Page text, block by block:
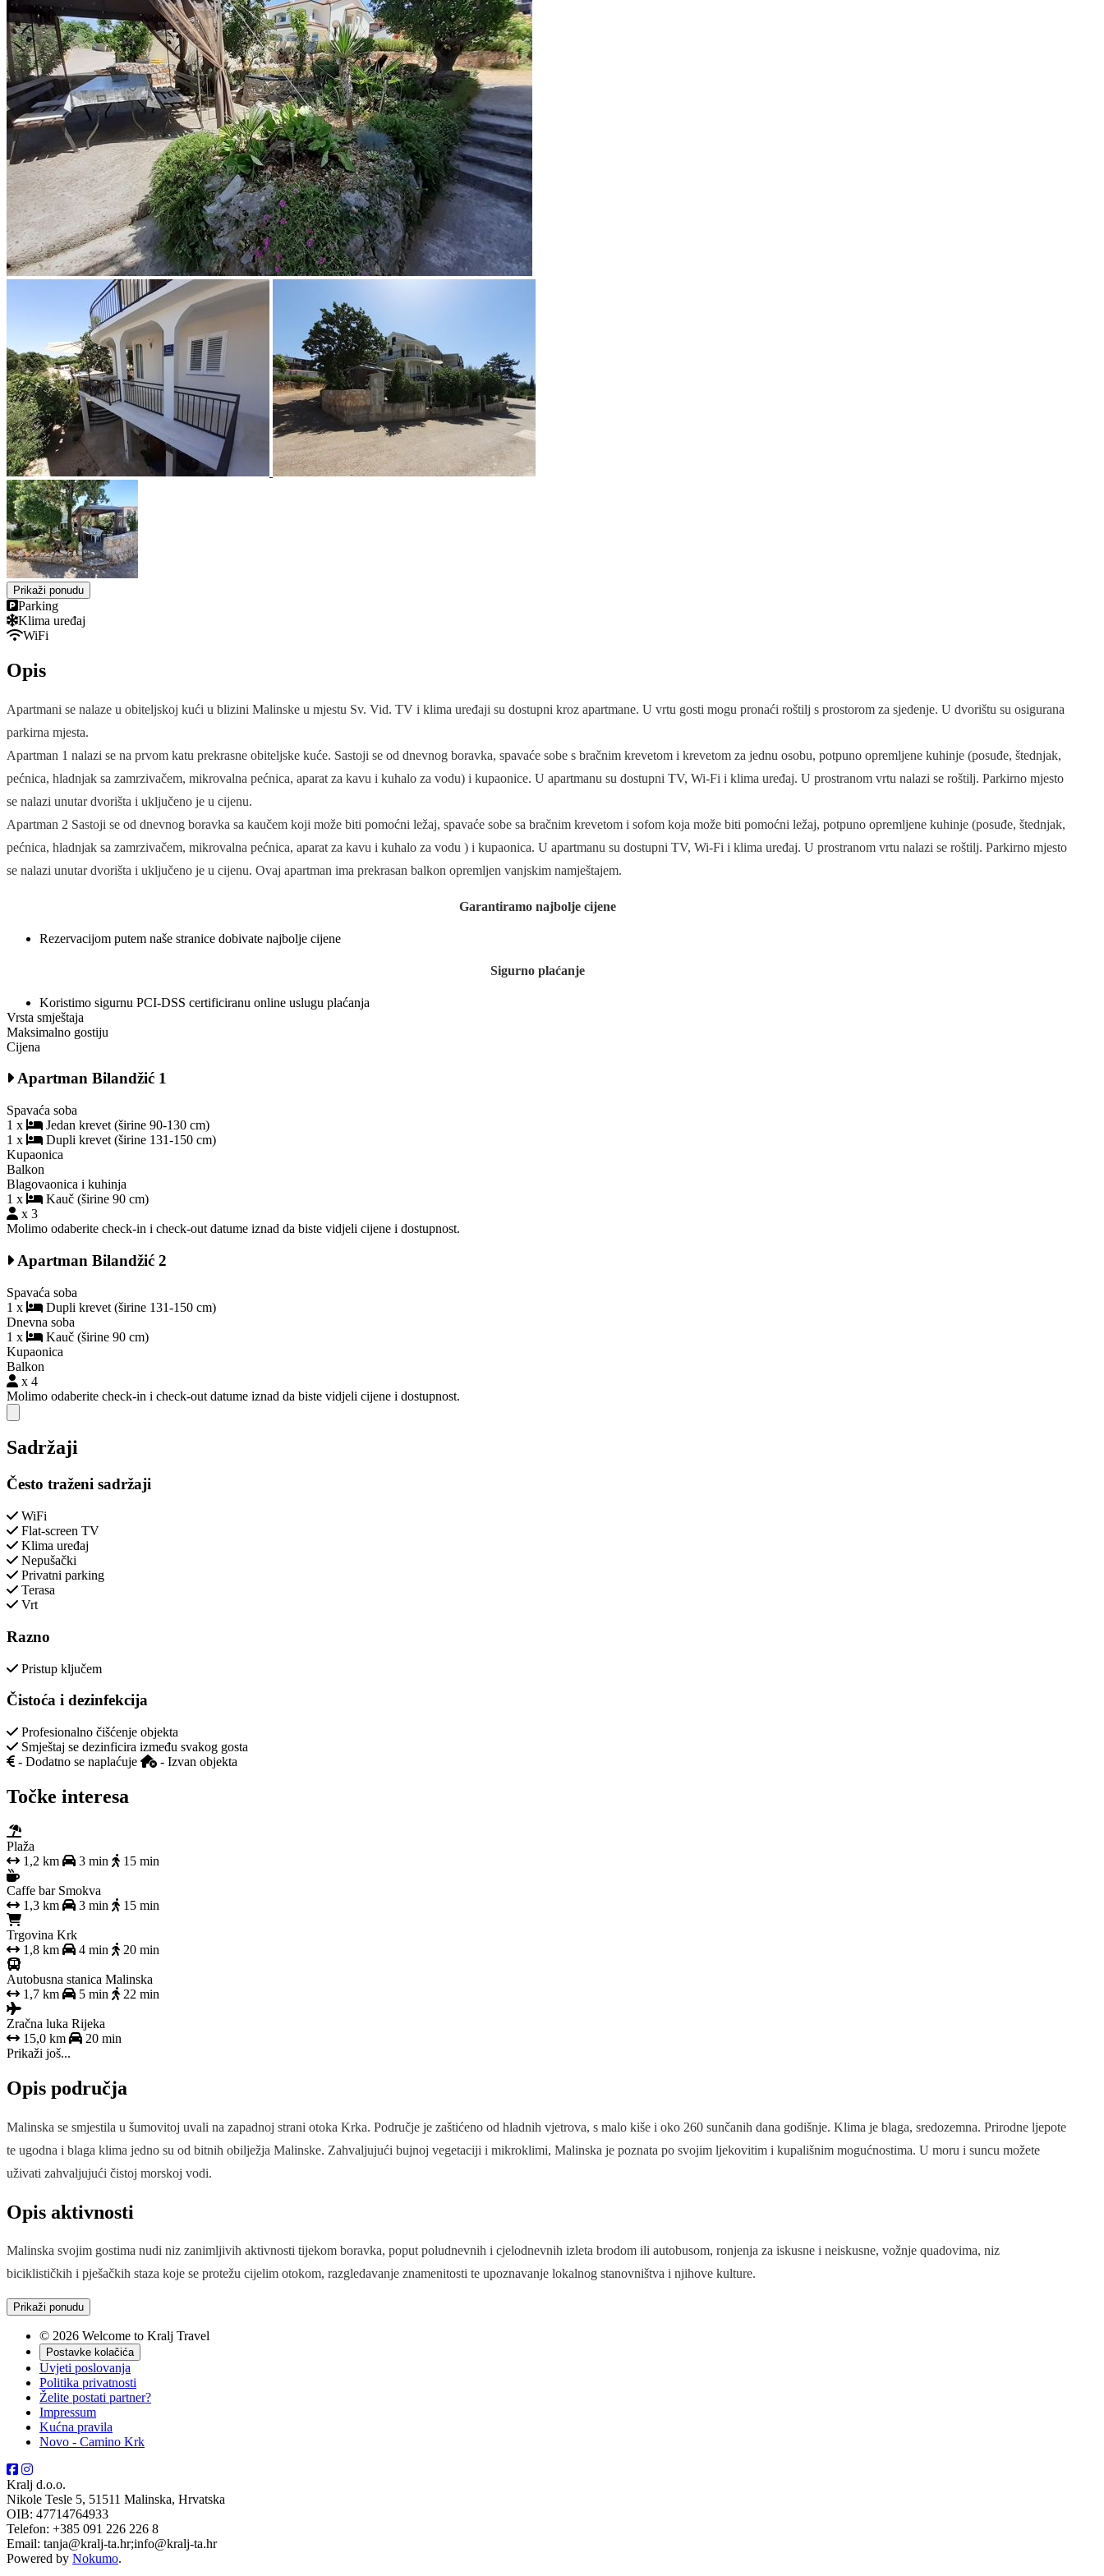
Prikaži ponudu
Parking
Klima uređaj
WiFi
Opis
Apartmani se nalaze u obiteljskoj kući u blizini Malinske u mjestu Sv. Vid. TV i klima uređaji su dostupni kroz apartmane. U vrtu gosti mogu pronaći roštilj s prostorom za sjedenje. U dvorištu su osigurana
parkirna mjesta.
Apartman 1 nalazi se na prvom katu prekrasne obiteljske kuće. Sastoji se od dnevnog boravka, spavaće sobe s bračnim krevetom i krevetom za jednu osobu, potpuno opremljene kuhinje (posuđe, štednjak,
pećnica, hladnjak sa zamrzivačem, mikrovalna pećnica, aparat za kavu i kuhalo za vodu) i kupaonice. U apartmanu su dostupni TV, Wi-Fi i klima uređaj. U prostranom vrtu nalazi se roštilj. Parkirno mjesto
se nalazi unutar dvorišta i uključeno je u cijenu.
Apartman 2 Sastoji se od dnevnog boravka sa kaučem koji može biti pomoćni ležaj, spavaće sobe sa bračnim krevetom i sofom koja može biti pomoćni ležaj, potpuno opremljene kuhinje (posuđe, štednjak,
pećnica, hladnjak sa zamrzivačem, mikrovalna pećnica, aparat za kavu i kuhalo za vodu ) i kupaonica. U apartmanu su dostupni TV, Wi-Fi i klima uređaj. U prostranom vrtu nalazi se roštilj. Parkirno mjesto
se nalazi unutar dvorišta i uključeno je u cijenu. Ovaj apartman ima prekrasan balkon opremljen vanjskim namještajem.
Garantiramo najbolje cijene
Rezervacijom putem naše stranice dobivate najbolje cijene
Sigurno plaćanje
Koristimo sigurnu PCI-DSS certificiranu online uslugu plaćanja
Vrsta smještaja
Maksimalno gostiju
Cijena
Apartman Bilandžić 1
Spavaća soba
1 x
Jedan krevet (širine 90-130 cm)
1 x
Dupli krevet (širine 131-150 cm)
Kupaonica
Balkon
Blagovaonica i kuhinja
1 x
Kauč (širine 90 cm)
x 3
Molimo odaberite check-in i check-out datume iznad da biste vidjeli cijene i dostupnost.
Apartman Bilandžić 2
Spavaća soba
1 x
Dupli krevet (širine 131-150 cm)
Dnevna soba
1 x
Kauč (širine 90 cm)
Kupaonica
Balkon
x 4
Molimo odaberite check-in i check-out datume iznad da biste vidjeli cijene i dostupnost.
Close modal
Sadržaji
Često traženi sadržaji
WiFi
Flat-screen TV
Klima uređaj
Nepušački
Privatni parking
Terasa
Vrt
Razno
Pristup ključem
Čistoća i dezinfekcija
Profesionalno čišćenje objekta
Smještaj se dezinficira između svakog gosta
- Dodatno se naplaćuje
- Izvan objekta
Točke interesa
Plaža
1,2 km
3 min 15 min
Caffe bar Smokva
1,3 km
3 min 15 min
Trgovina Krk
1,8 km
4 min 20 min
Autobusna stanica Malinska
1,7 km
5 min 22 min
Zračna luka Rijeka
15,0 km
20 min
Prikaži još...
Opis područja
Malinska se smjestila u šumovitoj uvali na zapadnoj strani otoka Krka. Područje je zaštićeno od hladnih vjetrova, s malo kiše i oko 260 sunčanih dana godišnje. Klima je blaga, sredozemna. Prirodne ljepote
te ugodna i blaga klima jedno su od bitnih obilježja Malinske. Zahvaljujući bujnoj vegetaciji i mikroklimi, Malinska je poznata po svojim ljekovitim i kupališnim mogućnostima. U moru i suncu možete
uživati zahvaljujući čistoj morskoj vodi.
Opis aktivnosti
Malinska svojim gostima nudi niz zanimljivih aktivnosti tijekom boravka, poput poludnevnih i cjelodnevnih izleta brodom ili autobusom, ronjenja za iskusne i neiskusne, vožnje quadovima, niz
biciklističkih i pješačkih staza koje se protežu cijelim otokom, razgledavanje znamenitosti te upoznavanje lokalnog stanovništva i njihove kulture.
Prikaži ponudu
© 2026 Welcome to Kralj Travel
Postavke kolačića
Uvjeti poslovanja
Politika privatnosti
Želite postati partner?
Impressum
Kućna pravila
Novo - Camino Krk
Kralj d.o.o.
Nikole Tesle 5, 51511 Malinska, Hrvatska
OIB: 47714764933
Telefon: +385 091 226 226 8
Email: tanja@kralj-ta.hr;info@kralj-ta.hr
Powered by Nokumo.